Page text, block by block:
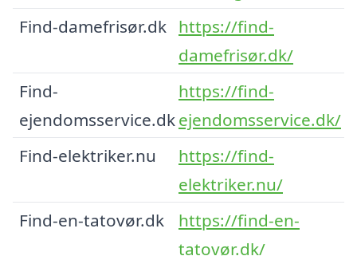
Find-damefrisør.dk https://find-
damefrisør.dk/
Find-
ejendomsservice.dk
https://find-
ejendomsservice.dk/
Find-elektriker.nu
https://find-
elektriker.nu/
Find-en-tatovør.dk
https://find-en-
tatovør.dk/